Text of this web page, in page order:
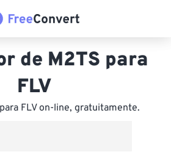
de M2TS para
FLV
FLV on-line, gratuitamente.